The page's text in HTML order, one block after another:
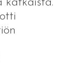
katkaista.